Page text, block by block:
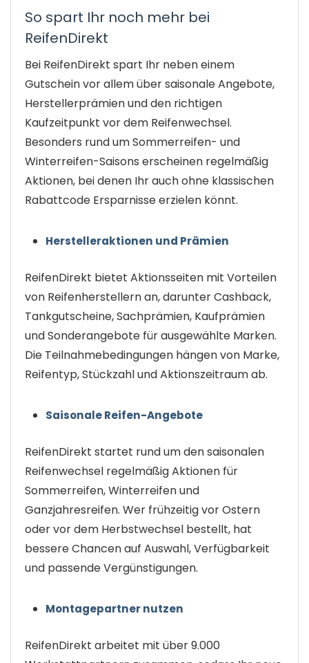
So spart Ihr noch mehr bei
ReifenDirekt
Bei ReifenDirekt spart Ihr neben einem
Gutschein vor allem über saisonale Angebote,
Herstellerprämien und den richtigen
Kaufzeitpunkt vor dem Reifenwechsel.
Besonders rund um Sommerreifen- und
Winterreifen-Saisons erscheinen regelmäßig
Aktionen, bei denen Ihr auch ohne klassischen
Rabattcode Ersparnisse erzielen könnt.
Herstelleraktionen und Prämien
ReifenDirekt bietet Aktionsseiten mit Vorteilen
von Reifenherstellern an, darunter Cashback,
Tankgutscheine, Sachprämien, Kaufprämien
und Sonderangebote für ausgewählte Marken.
Die Teilnahmebedingungen hängen von Marke,
Reifentyp, Stückzahl und Aktionszeitraum ab.
Saisonale Reifen-Angebote
ReifenDirekt startet rund um den saisonalen
Reifenwechsel regelmäßig Aktionen für
Sommerreifen, Winterreifen und
Ganzjahresreifen. Wer frühzeitig vor Ostern
oder vor dem Herbstwechsel bestellt, hat
bessere Chancen auf Auswahl, Verfügbarkeit
und passende Vergünstigungen.
Montagepartner nutzen
ReifenDirekt arbeitet mit über 9.000